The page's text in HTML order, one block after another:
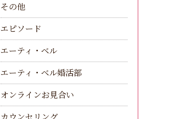
その他
エピソード
エーティ・ベル
エーティ・ベル婚活部
オンラインお見合い